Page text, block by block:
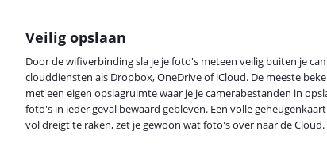
Veilig opslaan
Door de wifiverbinding sla je je foto's meteen veilig buiten je
clouddiensten als Dropbox, OneDrive of iCloud. De meeste
met een eigen opslagruimte waar je je camerabestanden in
foto's in ieder geval bewaard gebleven. Een volle
vol dreigt te raken, zet je gewoon wat foto's over naar de Cloud.